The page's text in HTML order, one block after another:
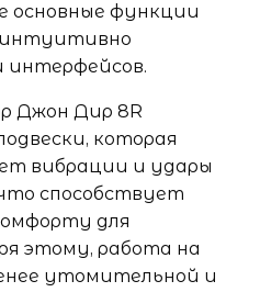
основные функции
интерфейсов.
Джон Дир 8R
которая
вибрации и удары
способствует
для
этому, работа на
утомительной и